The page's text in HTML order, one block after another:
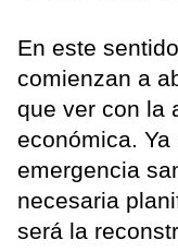
En este
comienzan a
que ver con la
económica.
emergencia
necesaria
será la